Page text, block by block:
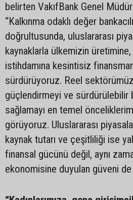
belirten VakıfBank Genel
“Kalkınma odaklı değer
doğrultusunda, uluslararası
kaynaklarla ülkemizin üretimine,
istihdamına kesintisiz
sürdürüyoruz. Reel
güçlendirmeyi ve sürdürülebilir
sağlamayı en temel
görüyoruz. Uluslararası
kaynak tutarı ve çeşitliliği ise
finansal gücünü değil, aynı
ekonomisine duyulan güveni